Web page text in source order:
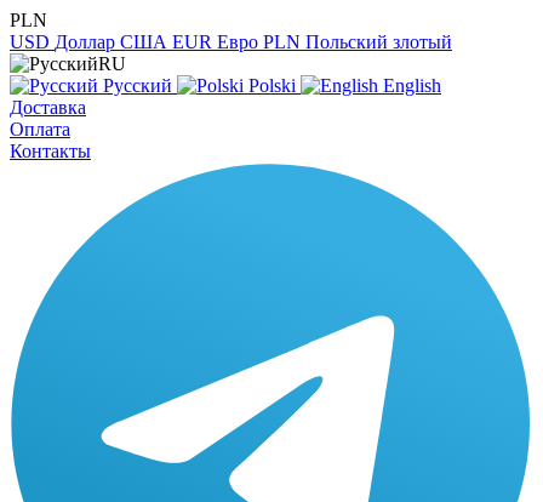
PLN
USD Доллар США EUR Евро PLN Польский злотый
RU
Русский
Polski
English
Доставка
Оплата
Контакты